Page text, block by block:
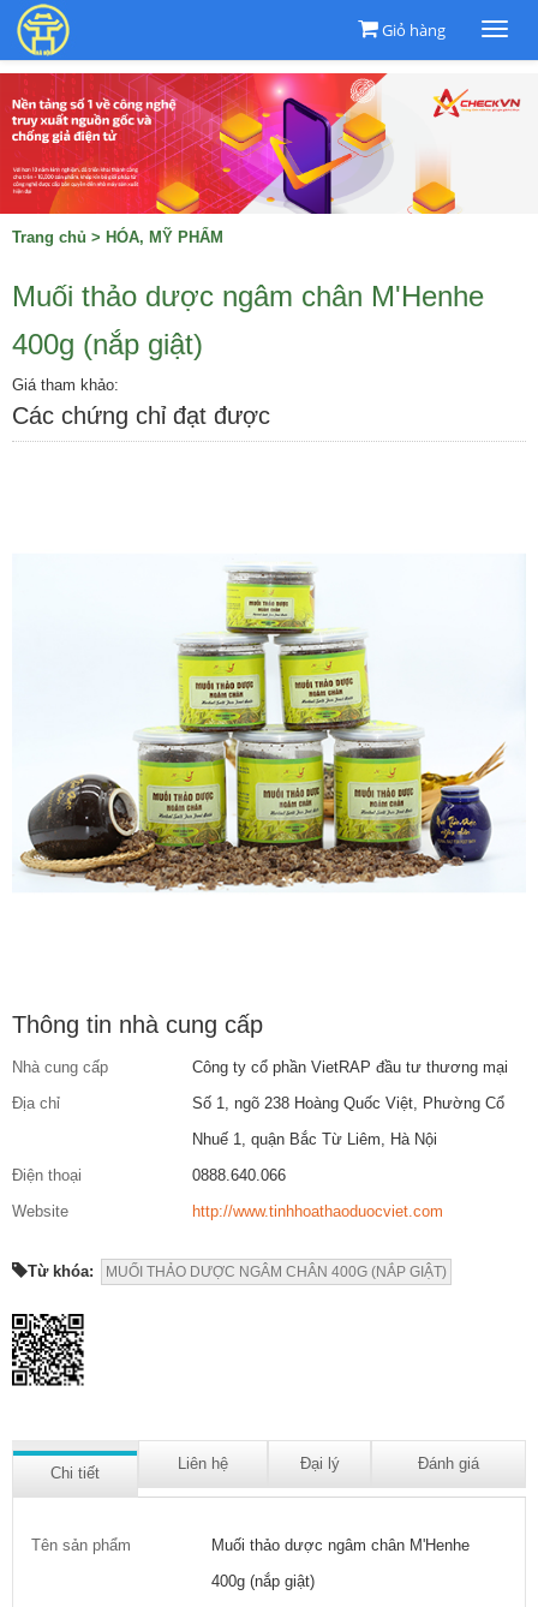
Giỏ hàng
Trang chủ > HÓA, MỸ PHẨM
Muối thảo dược ngâm chân M'Henhe
400g (nắp giật)
Giá tham khảo:
Các chứng chỉ đạt được
Thông tin nhà cung cấp
Nhà cung cấp
Công ty cổ phần VietRAP đầu tư thương mại
Địa chỉ
Số 1, ngõ 238 Hoàng Quốc Việt, Phường Cổ
Nhuế 1, quận Bắc Từ Liêm, Hà Nội
Điện thoại
0888.640.066
Website
http://www.tinhhoathaoduocviet.com
Từ khóa: MUỐI THẢO DƯỢC NGÂM CHÂN 400G (NẮP GIẬT)
Chi tiết
Liên hệ Đại lý Đánh giá
Tên sản phẩm
Muối thảo dược ngâm chân M'Henhe
400g (nắp giật)